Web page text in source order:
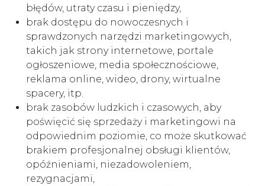
błędów, utraty czasu i pieniędzy,
brak dostępu do nowoczesnych i
sprawdzonych narzędzi marketingowych,
takich jak strony internetowe, portale
ogłoszeniowe, media społecznościowe,
reklama online, wideo, drony, wirtualne
spacery, itp.
brak zasobów ludzkich i czasowych, aby
poświęcić się sprzedaży i marketingowi na
odpowiednim poziomie, co może skutkować
brakiem profesjonalnej obsługi klientów,
opóźnieniami, niezadowoleniem,
rezygnacjami,